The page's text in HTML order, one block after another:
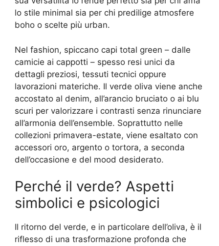
lo stile minimal sia per chi predilige atmosfere
boho o scelte più urban.
Nel fashion, spiccano capi total green – dalle
camicie ai cappotti – spesso resi unici da
dettagli preziosi, tessuti tecnici oppure
lavorazioni materiche. Il verde oliva viene anche
accostato al denim, all’arancio bruciato o ai blu
scuri per valorizzare i contrasti senza rinunciare
all’armonia dell’ensemble. Soprattutto nelle
collezioni primavera-estate, viene esaltato con
accessori oro, argento o tortora, a seconda
dell’occasione e del mood desiderato.
Perché il verde? Aspetti
simbolici e psicologici
Il ritorno del verde, e in particolare dell’oliva, è il
riflesso di una trasformazione profonda che